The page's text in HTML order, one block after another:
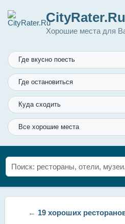
CityRater.Ru
Хорошие места для
Где вкусно поесть
Где остановиться
Куда сходить
Все хорошие места
← 19 хороших